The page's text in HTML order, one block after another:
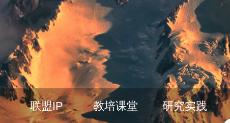
联盟IP 教培课堂 研究实践